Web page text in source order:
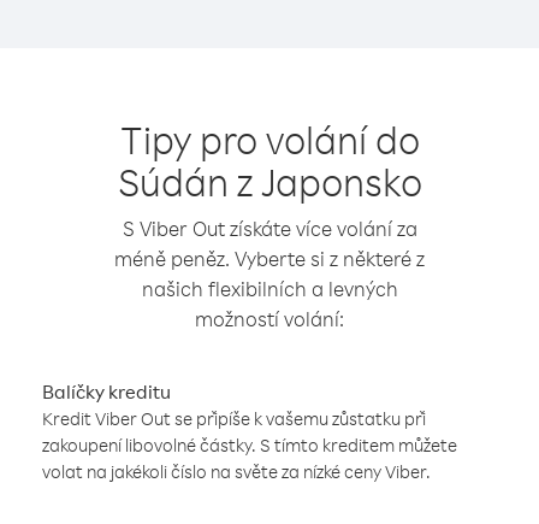
Tipy pro volání do
Súdán z Japonsko
S Viber Out získáte více volání za
méně peněz. Vyberte si z některé z
našich flexibilních a levných
možností volání:
Balíčky kreditu
Kredit Viber Out se připíše k vašemu zůstatku při
zakoupení libovolné částky. S tímto kreditem můžete
volat na jakékoli číslo na světe za nízké ceny Viber.